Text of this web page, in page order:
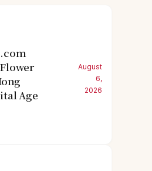
Age
August
6,
2026